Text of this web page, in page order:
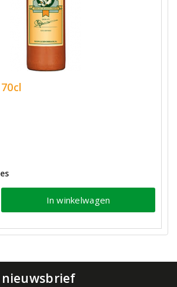
In winkelwagen